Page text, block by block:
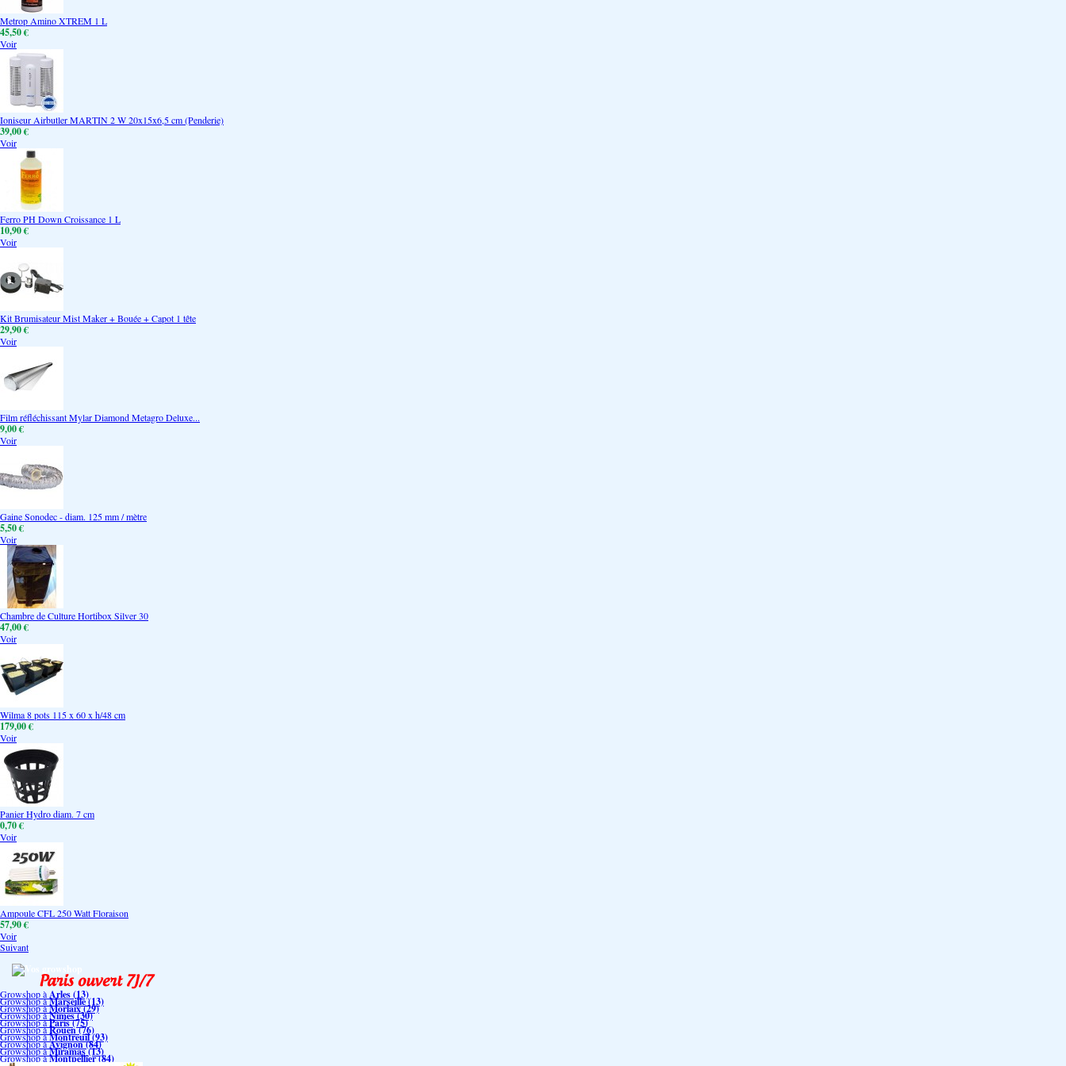
Metrop Amino XTREM 1 L
45,50 €
Voir
Ioniseur Airbutler MARTIN 2 W 20x15x6,5 cm (Penderie)
39,00 €
Voir
Ferro PH Down Croissance 1 L
10,90 €
Voir
Kit Brumisateur Mist Maker + Bouée + Capot 1 tête
29,90 €
Voir
Film réfléchissant Mylar Diamond Metagro Deluxe...
9,00 €
Voir
Gaine Sonodec - diam. 125 mm / mètre
5,50 €
Voir
Chambre de Culture Hortibox Silver 30
47,00 €
Voir
Wilma 8 pots 115 x 60 x h/48 cm
179,00 €
Voir
Panier Hydro diam. 7 cm
0,70 €
Voir
Ampoule CFL 250 Watt Floraison
57,90 €
Voir
Suivant
Growshop àArles (13)
Growshop àMarseille (13)
Growshop àMorlaix (29)
Growshop àNimes (30)
Growshop àParis (75)
Growshop àRouen (76)
Growshop àMontreuil (93)
Growshop àAvignon (84)
Growshop àMiramas (13)
Growshop àMontpellier (84)